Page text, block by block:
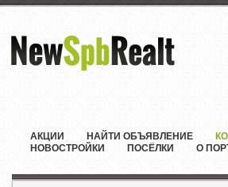
АКЦИИ НАЙТИ ОБЪЯВЛЕНИЕ
НОВОСТРОЙКИ
ПОСЁЛКИ О